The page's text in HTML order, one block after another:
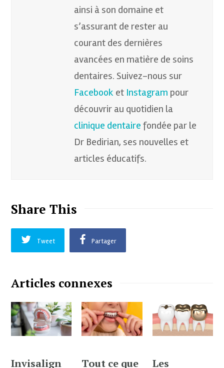
ainsi à son domaine et
s’assurant de rester au
courant des dernières
avancées en matière de soins
dentaires. Suivez-nous sur
Facebook et Instagram pour
découvrir au quotidien la
clinique dentaire fondée par le
Dr Bedirian, ses nouvelles et
articles éducatifs.
Share This
Tweet Partager
Articles connexes
Invisalign
Tout ce que
Les